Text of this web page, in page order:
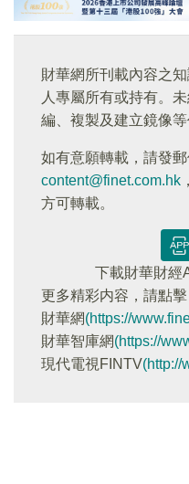
財華網所刊載內容之
人專屬所有或持有。
編、複製及建立鏡像等
如有意願轉載，請發
content@finet.com.hk
方可轉載。
下載財華財經
更多精彩内容，請點擊
財華網(https://
財華智庫網(https://
現代電視FINTV(http://